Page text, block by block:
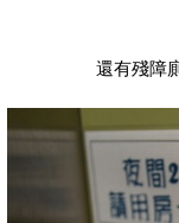
還有殘障